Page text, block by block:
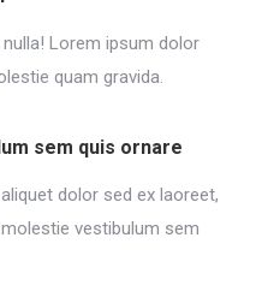
Lorem ipsum dolor
quam gravida.
sem quis ornare
dolor sed ex laoreet,
vestibulum sem